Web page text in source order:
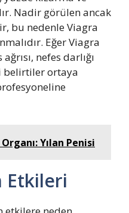
Nadir görülen ancak
bu nedenle Viagra
Eğer Viagra
nefes darlığı
belirtiler ortaya
Yılan Penisi
Etkileri